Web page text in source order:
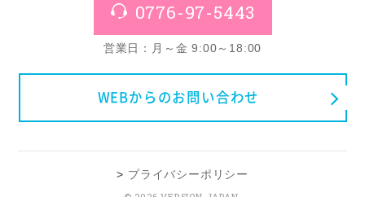
0776-97-5443
営業日：月～金 9:00～18:00
WEBからのお問い合わせ
プライバシーポリシー